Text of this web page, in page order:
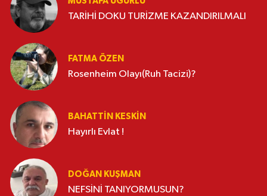
TARİHİ DOKU TURİZME KAZANDIRILMALI
FATMA ÖZEN
Rosenheim Olayı(Ruh Tacizi)?
BAHATTIN KESKİN
Hayırlı Evlat !
DOĞAN KUŞMAN
NEFSİNİ TANIYORMUSUN?